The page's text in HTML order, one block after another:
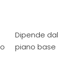
Dipende dal
piano base